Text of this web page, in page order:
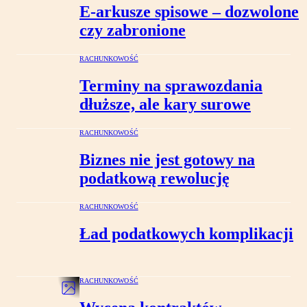
E-arkusze spisowe – dozwolone
czy zabronione
RACHUNKOWOŚĆ
Terminy na sprawozdania
dłuższe, ale kary surowe
RACHUNKOWOŚĆ
Biznes nie jest gotowy na
podatkową rewolucję
RACHUNKOWOŚĆ
Ład podatkowych komplikacji
RACHUNKOWOŚĆ